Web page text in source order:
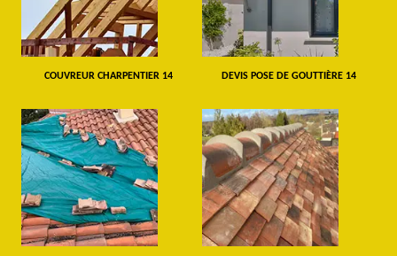
COUVREUR CHARPENTIER 14 DEVIS POSE DE GOUTTIÈRE 14